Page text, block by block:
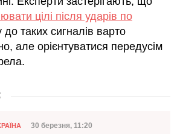
цілі після ударів по
до таких сигналів варто
але орієнтуватися передусім
Дата публікації
30 березня, 11:20